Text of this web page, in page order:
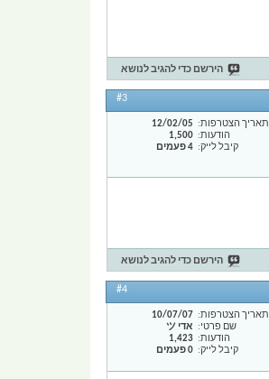
הירשם כדי להגיב לנושא
#3
תאריך הצטרפות
12/02/05
הודעות
1,500
קיבל לייק
4 פעמים
הירשם כדי להגיב לנושא
#4
תאריך הצטרפות
10/07/07
שם פרטי
אדי ツ
הודעות
1,423
קיבל לייק
0 פעמים